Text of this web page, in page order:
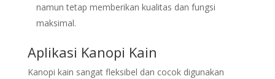
namun tetap memberikan kualitas dan fungsi
maksimal.
Aplikasi Kanopi Kain
Kanopi kain sangat fleksibel dan cocok digunakan